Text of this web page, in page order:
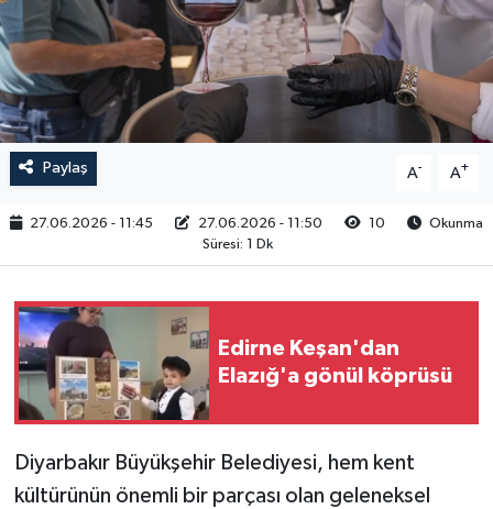
Paylaş A- A+
27.06.2026 - 11:45 27.06.2026 - 11:50 10
Okunma
Süresi: 1 Dk
Edirne Keşan'dan
Elazığ'a gönül köprüsü
Diyarbakır Büyükşehir Belediyesi, hem kent
kültürünün önemli bir parçası olan geleneksel
RESMİ İLAN